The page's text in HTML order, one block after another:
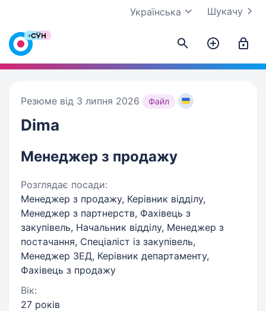
Шукачу
Українська
Резюме від 3 липня 2026 Файл
Dima
Менеджер з продажу
Розглядає посади:
Менеджер з продажу, Керівник відділу,
Менеджер з партнерств, Фахівець з
закупівель, Начальник відділу, Менеджер з
постачання, Спеціаліст із закупівель,
Менеджер ЗЕД, Керівник департаменту,
Фахівець з продажу
Вік:
27 років